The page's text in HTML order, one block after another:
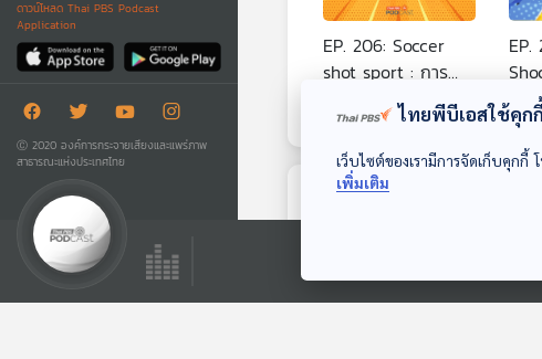
ดาวน์โหลด Thai PBS Podcast
Application
Ⓒ 2020 องค์การกระจายเสียงและแพร่ภาพ
สาธารณะแห่งประเทศไทย
EP. 206: Soccer
shot sport : การ
แข่งขันที่มันแทบจะจบ
ลงแล้ว | มหาวิทยาลัย
ทักษิณ
ปล่อยของ ลองเล่า
แห่ง
และ
ในอิ
ปล่อ
ไทยพีบีเอสใช้คุก
เว็บไซต์ของเรามีการจัดเก็บคุก
เพิ่มเติม